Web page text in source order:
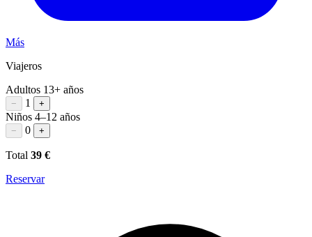
Más
Viajeros
Adultos 13+ años
− 1 +
Niños 4–12 años
− 0 +
Total 39 €
Reservar